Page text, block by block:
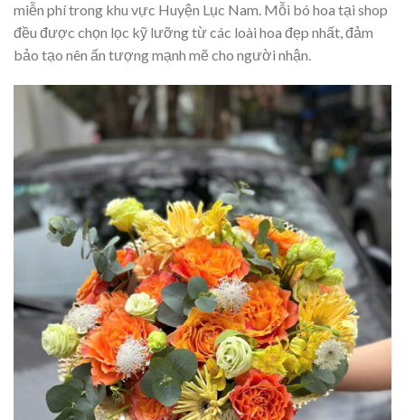
miễn phí trong khu vực Huyện Lục Nam. Mỗi bó hoa tại shop
đều được chọn lọc kỹ lưỡng từ các loài hoa đẹp nhất, đảm
bảo tạo nên ấn tượng mạnh mẽ cho người nhận.